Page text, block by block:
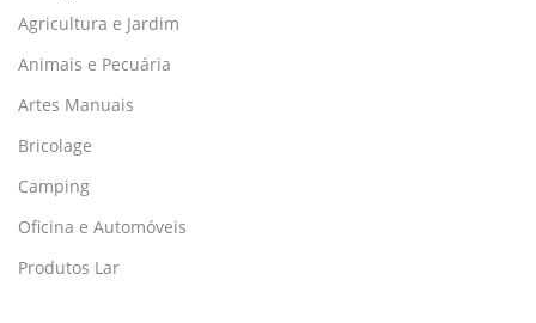
Agricultura e Jardim
Animais e Pecuária
Artes Manuais
Bricolage
Camping
Oficina e Automóveis
Produtos Lar